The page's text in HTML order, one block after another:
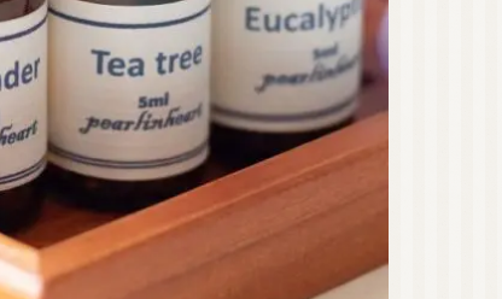
オーガニック香水（日
本）
オーガニック香水（海
外）
オーガニックコスメ
（国産）
ゲットウ
ハマナス
タマヌオイル
オーガニックコスメ